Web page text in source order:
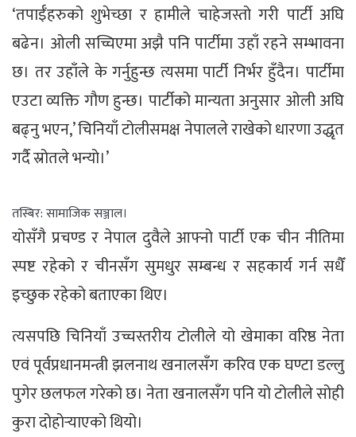
‘तपाईँहरुको शुभेच्छा र हामीले चाहेजस्तो गरी पार्टी अघि
बढेन। ओली सच्चिएमा अझै पनि पार्टीमा उहाँ रहने सम्भावना
छ। तर उहाँले के गर्नुहुन्छ त्यसमा पार्टी निर्भर हुँदैन। पार्टीमा
एउटा व्यक्ति गौण हुन्छ। पार्टीको मान्यता अनुसार ओली अघि
बढ्नु भएन,’ चिनियाँ टोलीसमक्ष नेपालले राखेको धारणा उद्धृत
गर्दै स्रोतले भन्यो।’
तस्बिर: सामाजिक सञ्जाल।
योसँगै प्रचण्ड र नेपाल दुवैले आफ्नो पार्टी एक चीन नीतिमा
स्पष्ट रहेको र चीनसँग सुमधुर सम्बन्ध र सहकार्य गर्न सधैँ
इच्छुक रहेको बताएका थिए।
त्यसपछि चिनियाँ उच्चस्तरीय टोलीले यो खेमाका वरिष्ठ नेता
एवं पूर्वप्रधानमन्त्री झलनाथ खनालसँग करिव एक घण्टा डल्लु
पुगेर छलफल गरेको छ। नेता खनालसँग पनि यो टोलीले सोही
कुरा दोहोर्‍याएको थियो।